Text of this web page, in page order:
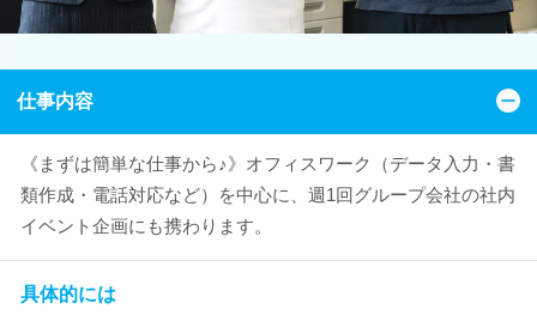
仕事内容
《まずは簡単な仕事から♪》オフィスワーク（データ入力・書
類作成・電話対応など）を中心に、週1回グループ会社の社内
イベント企画にも携わります。
具体的には